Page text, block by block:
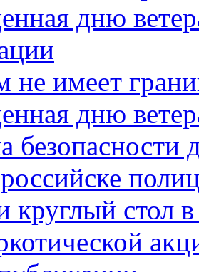
дню
не имеет
дню
безопасности
круглый стол